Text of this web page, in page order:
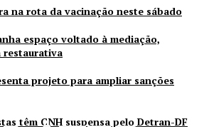
na rota da vacinação neste sábado
espaço voltado à mediação,
restaurativa
projeto para ampliar sanções
têm CNH suspensa pelo Detran-DF